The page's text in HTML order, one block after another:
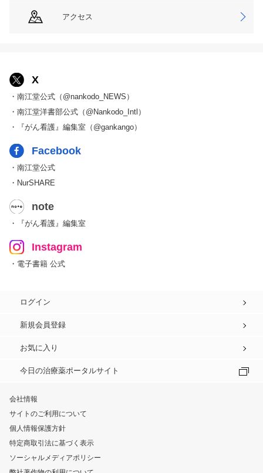
アクセス
X
・南江堂公式（@nankodo_NEWS）
・南江堂洋書部公式（@Nankodo_Intl）
・『がん看護』編集室（@gankango）
Facebook
・南江堂公式
・NurSHARE
note
・『がん看護』編集室
Instagram
・電子書籍 公式
ログイン
新規会員登録
お気に入り
今日の治療薬ポータルサイト
会社情報
サイトのご利用について
個人情報保護方針
特定商取引法に基づく表示
ソーシャルメディアポリシー